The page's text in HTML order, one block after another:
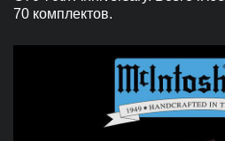
70 комплектов.